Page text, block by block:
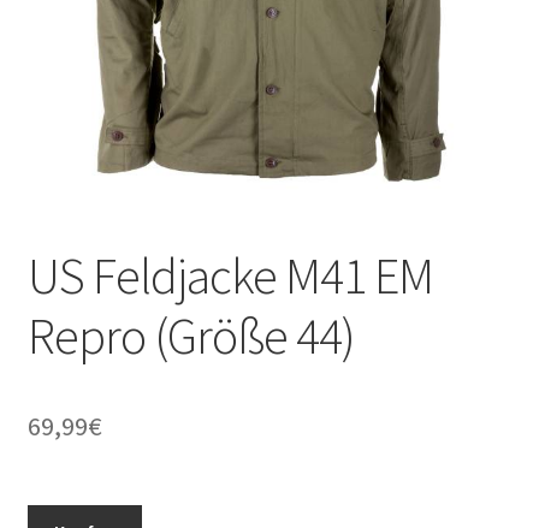
US Feldjacke M41 EM
Repro (Größe 44)
69,99€